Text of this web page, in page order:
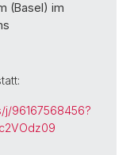
(Basel) im
j/96167568456?